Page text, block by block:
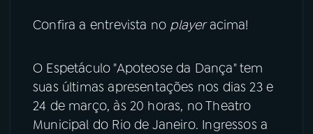
Confira a entrevista no playeracima!
O Espetáculo "Apoteose da Dança" tem
suas últimas apresentações nos dias 23 e
24 de março, às 20 horas, no Theatro
Municipal do Rio de Janeiro. Ingressos a